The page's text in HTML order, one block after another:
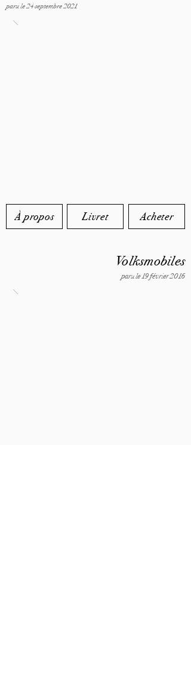
paru le 24 septembre 2021
À propos Livret Acheter
Volksmobiles
paru le 19 février 2016